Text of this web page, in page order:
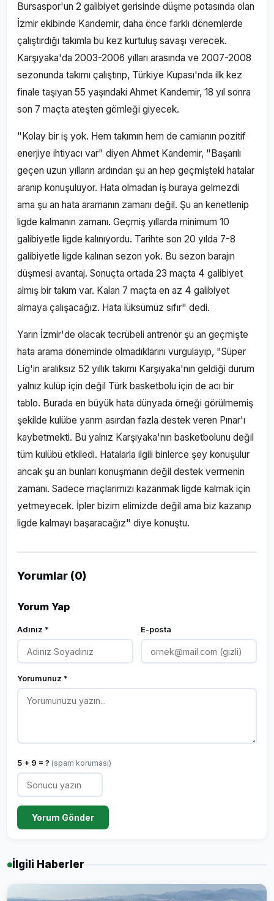
Bursaspor'un 2 galibiyet gerisinde düşme potasında olan
İzmir ekibinde Kandemir, daha önce farklı dönemlerde
çalıştırdığı takımla bu kez kurtuluş savaşı verecek.
Karşıyaka'da 2003-2006 yılları arasında ve 2007-2008
sezonunda takımı çalıştırıp, Türkiye Kupası'nda ilk kez
finale taşıyan 55 yaşındaki Ahmet Kandemir, 18 yıl sonra
son 7 maçta ateşten gömleği giyecek.
"Kolay bir iş yok. Hem takımın hem de camianın pozitif
enerjiye ihtiyacı var" diyen Ahmet Kandemir, "Başarılı
geçen uzun yılların ardından şu an hep geçmişteki hatalar
aranıp konuşuluyor. Hata olmadan iş buraya gelmezdi
ama şu an hata aramanın zamanı değil. Şu an kenetlenip
ligde kalmanın zamanı. Geçmiş yıllarda minimum 10
galibiyetle ligde kalınıyordu. Tarihte son 20 yılda 7-8
galibiyetle ligde kalınan sezon yok. Bu sezon barajın
düşmesi avantaj. Sonuçta ortada 23 maçta 4 galibiyet
almış bir takım var. Kalan 7 maçta en az 4 galibiyet
almaya çalışacağız. Hata lüksümüz sıfır" dedi.
Yarın İzmir'de olacak tecrübeli antrenör şu an geçmişte
hata arama döneminde olmadıklarını vurgulayıp, "Süper
Lig'in aralıksız 52 yıllık takımı Karşıyaka'nın geldiği durum
yalnız kulüp için değil Türk basketbolu için de acı bir
tablo. Burada en büyük hata dünyada örneği görülmemiş
şekilde kulübe yarım asırdan fazla destek veren Pınar'ı
kaybetmekti. Bu yalnız Karşıyaka'nın basketbolunu değil
tüm kulübü etkiledi. Hatalarla ilgili binlerce şey konuşulur
ancak şu an bunları konuşmanın değil destek vermenin
zamanı. Sadece maçlarımızı kazanmak ligde kalmak için
yetmeyecek. İpler bizim elimizde değil ama biz kazanıp
ligde kalmayı başaracağız" diye konuştu.
Yorumlar (0)
Yorum Yap
Adınız * E-posta
Yorumunuz *
5 + 9 = ? (spam koruması)
Yorum Gönder
İlgili Haberler